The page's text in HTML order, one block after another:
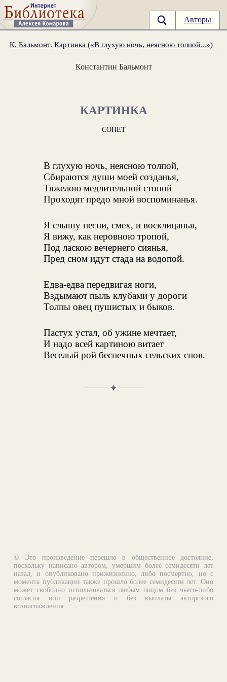
Авторы
К. Бальмонт.Картинка («В глухую ночь, неясною толпой...»)
Константин Бальмонт
КАРТИНКА
СОНЕТ
В глухую ночь, неясною толпой,
Сбираются души моей созданья,
Тяжелою медлительной стопой
Проходят предо мной воспоминанья.
Я слышу песни, смех, и восклицанья,
Я вижу, как неровною тропой,
Под ласкою вечернего сиянья,
Пред сном идут стада на водопой.
Едва-едва передвигая ноги,
Вздымают пыль клубами у дороги
Толпы овец пушистых и быков.
Пастух устал, об ужине мечтает,
И надо всей картиною витает
Веселый рой беспечных сельских снов.
✦
© Это произведение перешло в общественное достояние,
поскольку написано автором, умершим более семидесяти лет
назад, и опубликовано прижизненно, либо посмертно, но с
момента публикации также прошло более семидесяти лет. Оно
может свободно использоваться любым лицом без чьего-либо
согласия или разрешения и без выплаты авторского
вознаграждения.